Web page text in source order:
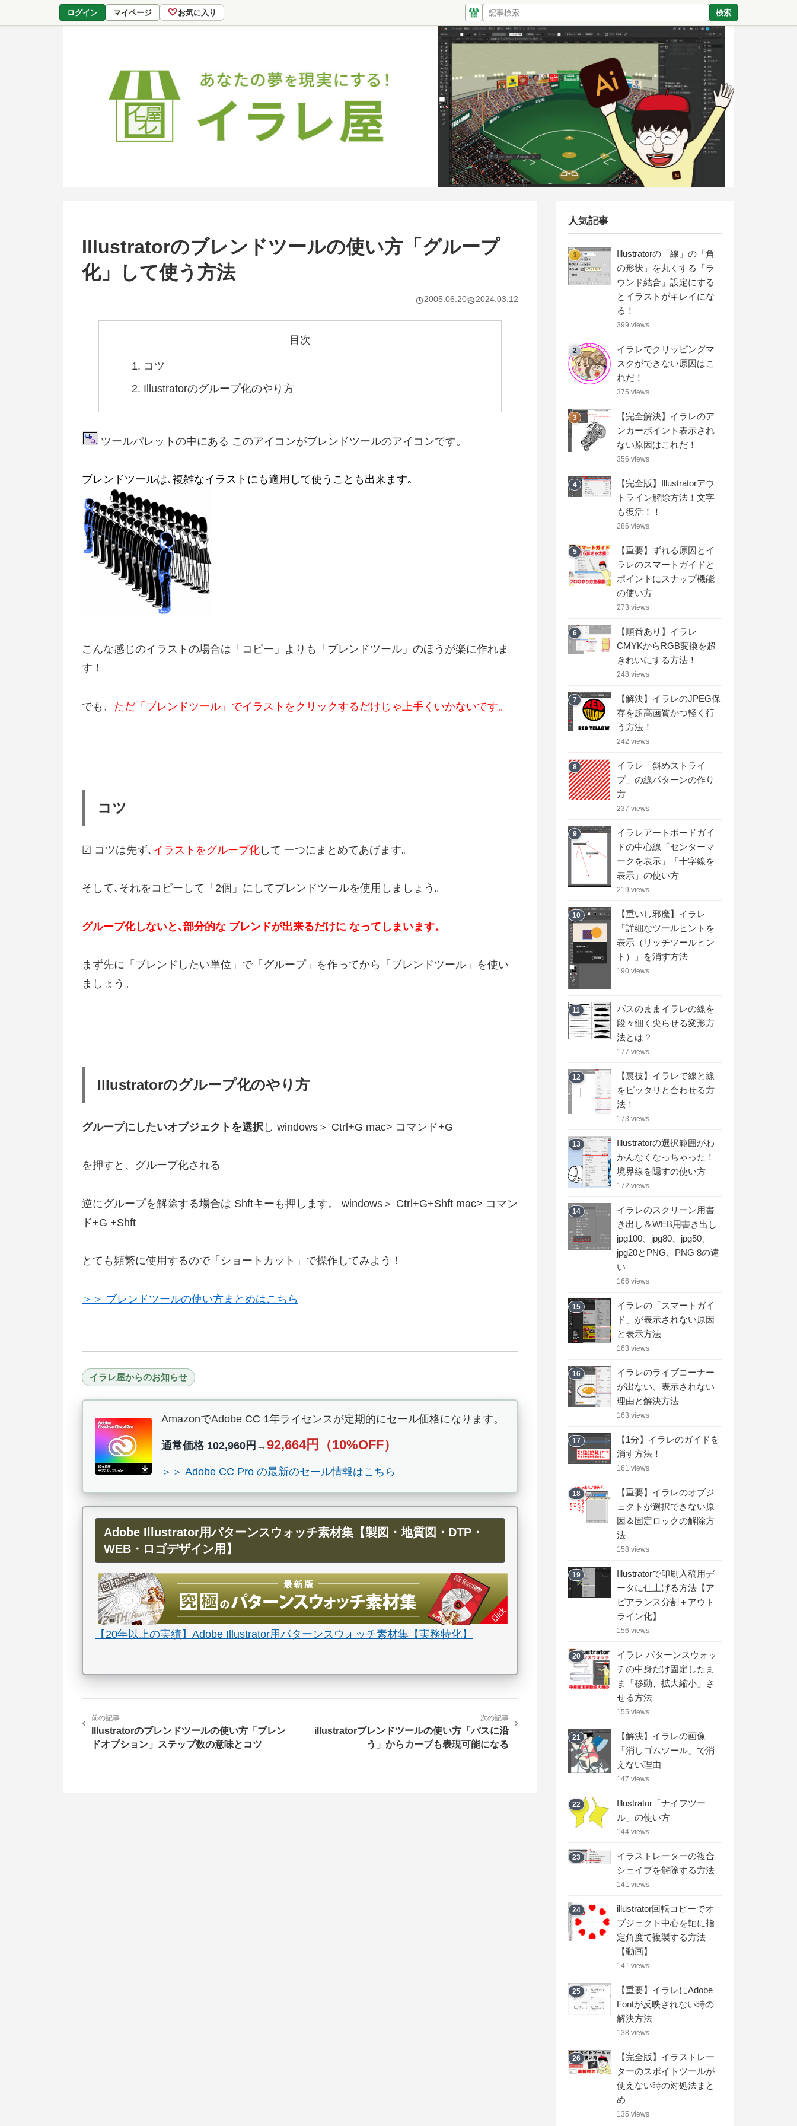
ログイン マイページ ♡お気に入り 検索
Illustratorのブレンドツールの使い方「グループ
化」して使う方法
2005.06.20 2024.03.12
目次
コツ
Illustratorのグループ化のやり方
ツールパレットの中にある このアイコンがブレンドツールのアイコンです。
ブレンドツールは､複雑なイラストにも適用して使うことも出来ます｡
こんな感じのイラストの場合は「コピー」よりも「ブレンドツール」のほうが楽に作れま
す！
でも、 ただ「ブレンドツール」でイラストをクリックするだけじゃ上手くいかないです。
コツ
☑ コツは先ず､ イラストをグループ化 して 一つにまとめてあげます｡
そして､それをコピーして「2個」にしてブレンドツールを使用しましょう｡
グループ化しないと､部分的な ブレンドが出来るだけに なってしまいます。
まず先に「ブレンドしたい単位」で「グループ」を作ってから「ブレンドツール」を使い
ましょう。
Illustratorのグループ化のやり方
グループにしたいオブジェクトを選択し windows＞ Ctrl+G mac> コマンド+G
を押すと、グループ化される
逆にグループを解除する場合は Shftキーも押します。 windows＞ Ctrl+G+Shft mac> コマン
ド+G +Shft
とても頻繁に使用するので「ショートカット」で操作してみよう！
＞＞ ブレンドツールの使い方まとめはこちら
イラレ屋からのお知らせ
AmazonでAdobe CC 1年ライセンスが定期的にセール価格になります。
通常価格 102,960円 →92,664円（10%OFF）
＞＞ Adobe CC Pro の最新のセール情報はこちら
Adobe Illustrator用パターンスウォッチ素材集【製図・地質図・DTP・
WEB・ロゴデザイン用】
【20年以上の実績】Adobe Illustrator用パターンスウォッチ素材集【実務特化】
‹ 前の記事
Illustratorのブレンドツールの使い方「ブレン
ドオプション」ステップ数の意味とコツ
次の記事
illustratorブレンドツールの使い方「パスに沿
う」からカーブも表現可能になる
›
人気記事
1
Illustratorの「線」の「角
の形状」を丸くする「ラ
ウンド結合」設定にする
とイラストがキレイにな
る！
399 views
2
イラレでクリッピングマ
スクができない原因はこ
れだ！
375 views
3
【完全解決】イラレのア
ンカーポイント表示され
ない原因はこれだ！
356 views
4
【完全版】Illustratorアウ
トライン解除方法！文字
も復活！！
286 views
5
【重要】ずれる原因とイ
ラレのスマートガイドと
ポイントにスナップ機能
の使い方
273 views
6
【順番あり】イラレ
CMYKからRGB変換を超
きれいにする方法！
248 views
7
【解決】イラレのJPEG保
存を超高画質かつ軽く行
う方法！
242 views
8
イラレ「斜めストライ
プ」の線パターンの作り
方
237 views
9
イラレアートボードガイ
ドの中心線「センターマ
ークを表示」「十字線を
表示」の使い方
219 views
10
【重いし邪魔】イラレ
「詳細なツールヒントを
表示（リッチツールヒン
ト）」を消す方法
190 views
11
パスのままイラレの線を
段々細く尖らせる変形方
法とは？
177 views
12
【裏技】イラレで線と線
をピッタリと合わせる方
法！
173 views
13
Illustratorの選択範囲がわ
かんなくなっちゃった！
境界線を隠すの使い方
172 views
14
イラレのスクリーン用書
き出し＆WEB用書き出し
jpg100、jpg80、jpg50、
jpg20とPNG、PNG 8の違
い
166 views
15
イラレの「スマートガイ
ド」が表示されない原因
と表示方法
163 views
16
イラレのライブコーナー
が出ない、表示されない
理由と解決方法
163 views
17
【1分】イラレのガイドを
消す方法！
161 views
18
【重要】イラレのオブジ
ェクトが選択できない原
因＆固定ロックの解除方
法
158 views
19
Illustratorで印刷入稿用デ
ータに仕上げる方法【ア
ピアランス分割＋アウト
ライン化】
156 views
20
イラレ パターンスウォッ
チの中身だけ固定したま
ま「移動、拡大縮小」さ
せる方法
155 views
21
【解決】イラレの画像
「消しゴムツール」で消
えない理由
147 views
22
Illustrator「ナイフツー
ル」の使い方
144 views
23
イラストレーターの複合
シェイプを解除する方法
141 views
24
illustrator回転コピーでオ
ブジェクト中心を軸に指
定角度で複製する方法
【動画】
141 views
25
【重要】イラレにAdobe
Fontが反映されない時の
解決方法
138 views
26
【完全版】イラストレー
ターのスポイトツールが
使えない時の対処法まと
め
135 views